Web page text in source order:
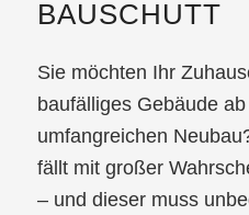
BAUSCHUTT
Sie möchten Ihr
baufälliges Gebäude
umfangreichen
fällt mit großer
– und dieser muss